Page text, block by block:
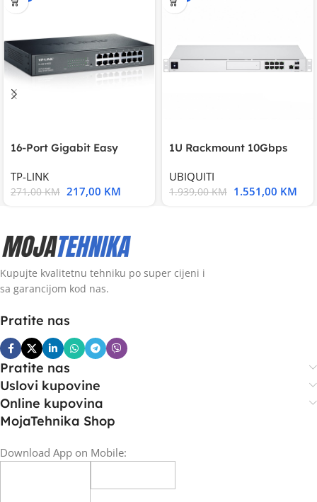
16-Port Gigabit Easy
TP-LINK
271,00KM 217,00 KM
1U Rackmount 10Gbps
UBIQUITI
1.939,00KM 1.551,00 KM
Kupujte kvalitetnu tehniku po super cijeni i
sa garancijom kod nas.
Pratite nas
Pratite nas
Uslovi kupovine
Online kupovina
MojaTehnika Shop
Download App on Mobile: